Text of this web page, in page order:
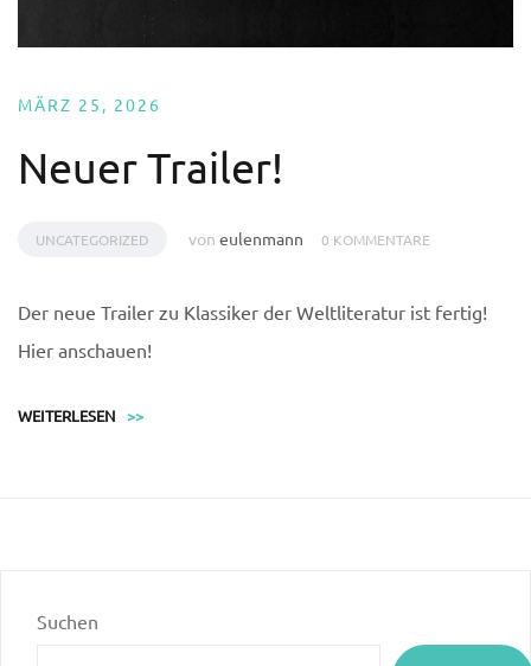
MÄRZ 25, 2026
Neuer Trailer!
UNCATEGORIZED von eulenmann 0 KOMMENTARE
Der neue Trailer zu Klassiker der Weltliteratur ist fertig!
Hier anschauen!
WEITERLESEN >>
Suchen